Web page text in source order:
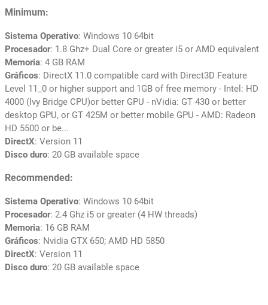
Minimum:
Sistema Operativo: Windows 10 64bit
Procesador: 1.8 Ghz+ Dual Core or greater i5 or AMD equivalent
Memoria: 4 GB RAM
Gráficos: DirectX 11.0 compatible card with Direct3D Feature
Level 11_0 or higher support and 1GB of free memory - Intel: HD
4000 (Ivy Bridge CPU)or better GPU - nVidia: GT 430 or better
desktop GPU, or GT 425M or better mobile GPU - AMD: Radeon
HD 5500 or be...
DirectX: Version 11
Disco duro: 20 GB available space
Recommended:
Sistema Operativo: Windows 10 64bit
Procesador: 2.4 Ghz i5 or greater (4 HW threads)
Memoria: 16 GB RAM
Gráficos: Nvidia GTX 650; AMD HD 5850
DirectX: Version 11
Disco duro: 20 GB available space